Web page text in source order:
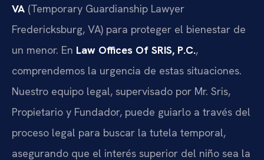
VA (Temporary Guardianship Lawyer
Fredericksburg, VA) para proteger el bienestar de
un menor. En Law Offices Of SRIS, P.C.,
comprendemos la urgencia de estas situaciones.
Nuestro equipo legal, supervisado por Mr. Sris,
Propietario y Fundador, puede guiarlo a través del
proceso legal para buscar la tutela temporal,
asegurando que el interés superior del niño sea la